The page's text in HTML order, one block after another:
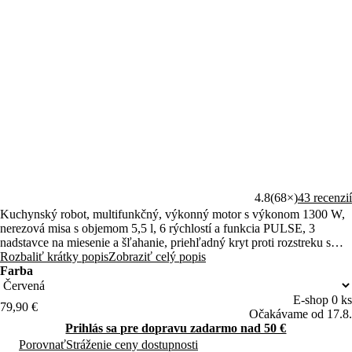
4.8(68×)43 recenzií
Kuchynský robot, multifunkčný, výkonný motor s výkonom 1300 W,
nerezová misa s objemom 5,5 l, 6 rýchlostí a funkcia PULSE, 3
nadstavce na miesenie a šľahanie, priehľadný kryt proti rozstreku s
plniacou trubicou
Rozbaliť krátky popisZobraziť celý popis
Farba
79,90 €
E-shop 0 ks
Očakávame od 17.8.
Prihlás sa pre dopravu zadarmo nad 50 €
PorovnaťStráženie ceny dostupnosti